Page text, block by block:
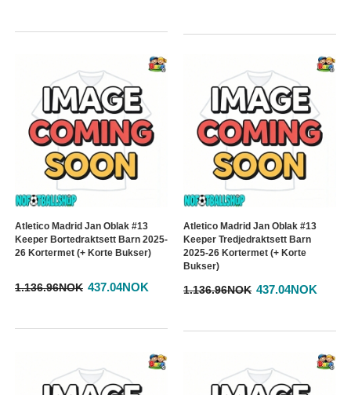
Atletico Madrid Jan Oblak #13
Keeper Bortedraktsett Barn 2025-
26 Kortermet (+ Korte Bukser)
1.136.96NOK 437.04NOK
Atletico Madrid Jan Oblak #13
Keeper Tredjedraktsett Barn
2025-26 Kortermet (+ Korte
Bukser)
1.136.96NOK 437.04NOK